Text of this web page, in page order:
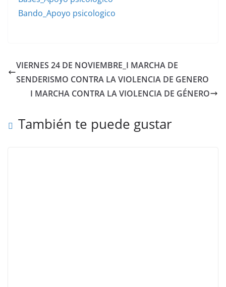
Bando_Apoyo psicologico
VIERNES 24 DE NOVIEMBRE_I MARCHA DE
SENDERISMO CONTRA LA VIOLENCIA DE GENERO
I MARCHA CONTRA LA VIOLENCIA DE GÉNERO
También te puede gustar